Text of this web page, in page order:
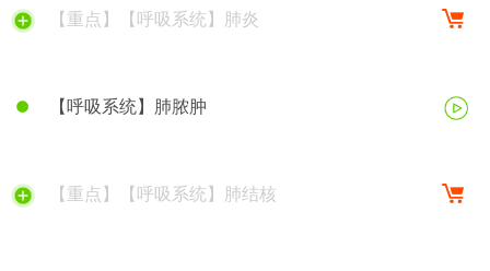
【重点】【呼吸系统】肺炎
【呼吸系统】肺脓肿
【重点】【呼吸系统】肺结核